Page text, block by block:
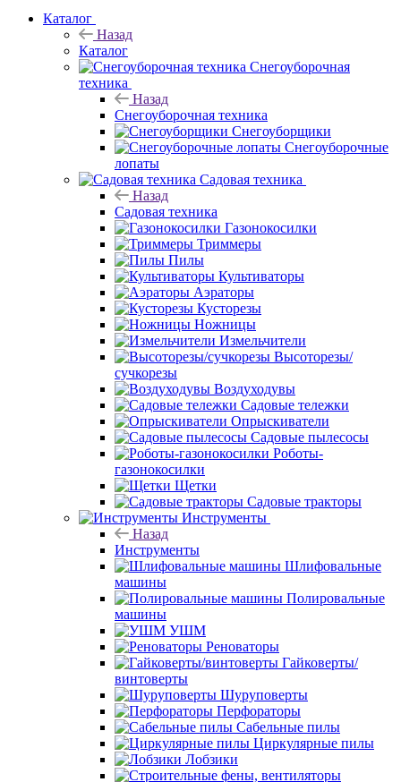
Каталог
Назад
Каталог
Снегоуборочная
техника
Назад
Снегоуборочная техника
Снегоуборщики
Снегоуборочные
лопаты
Садовая техника
Назад
Садовая техника
Газонокосилки
Триммеры
Пилы
Культиваторы
Аэраторы
Кусторезы
Ножницы
Измельчители
Высоторезы/
сучкорезы
Воздуходувы
Садовые тележки
Опрыскиватели
Садовые пылесосы
Роботы-
газонокосилки
Щетки
Садовые тракторы
Инструменты
Назад
Инструменты
Шлифовальные
машины
Полировальные
машины
УШМ
Реноваторы
Гайковерты/
винтоверты
Шуруповерты
Перфораторы
Сабельные пилы
Циркулярные пилы
Лобзики